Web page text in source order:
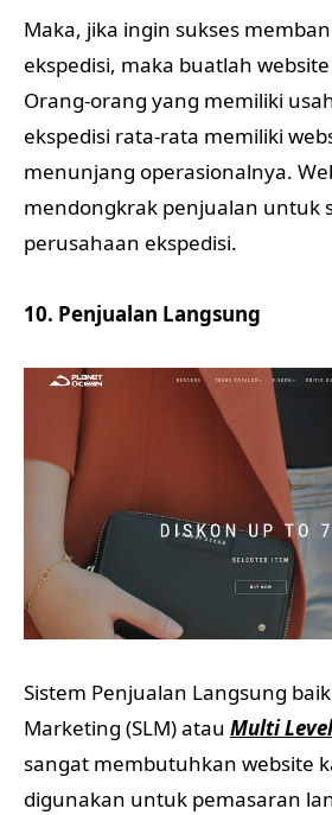
Maka, jika ingin sukses
ekspedisi, maka buatlah
Orang-orang yang memiliki
ekspedisi rata-rata memiliki
menunjang operasionalnya.
mendongkrak penjualan untuk
perusahaan ekspedisi.
10. Penjualan Langsung
Sistem Penjualan Langsung
Marketing (SLM) atau Multi
sangat membutuhkan website
digunakan untuk pemasaran